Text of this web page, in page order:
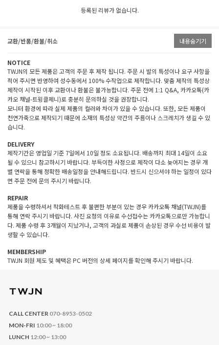
등록된 리뷰가 없습니다.
교환/반품/환불/취소 내용숨기기
NOTICE
TWJN의 모든 제품은 고객의 주문 후 제작 됩니다. 주문 시 발의 특성이나 요구 사항을
적어 주시면 반영하여 성수동에서 100% 수작업으로 제작합니다. 맞춤 제작의 특성상
제작이 시작된 이후 교환이나 환불은 불가능합니다. 주문 전에 1:1 Q&A, 카카오톡(카
카오 채널-트윙클제니)로 충분히 문의하실 것을 권장합니다.
모니터 환경에 따라 실제 제품의 컬러와 차이가 있을 수 있습니다. 또한, 모든 제품이
천연가죽으로 제작되기 때문에 소재의 특성상 약간의 주름이나 스크레치가 생길 수 있
습니다.
DELIVERY
제작기간은 영업일 기준 7일에서 10일 정도 소요됩니다. 배송까지 최대 14일이 소요
될 수 있으니 참고하시기 바랍니다. 부득이한 사정으로 제작이 다소 늦어지는 경우 개
별 연락을 통해 정확한 배송일정을 안내해드립니다. 반드시 신으셔야 하는 일정이 있다
면 주문 전에 문의 주시기 바랍니다.
REPAIR
제품을 수령하셔서 착화테스트 후 불편한 부분이 있는 경우 카카오톡 채널(TWJN)를
통해 연락 주시기 바랍니다. 사진 요청의 이유로 수선접수는 카카오톡으로만 가능합니
다. 제품 수령 후 3개월이 지났거나, 고객의 과실로 제품이 손상된 경우 수선 비용이 발
생할 수 있습니다.
MEMBERSHIP
TWJN 회원 제도 및 혜택은 PC 버전의 상세 페이지를 확인해 주시기 바랍니다.
CALL CENTER070-8953-0502
MON-FRI 10:00 ~ 18:00
LUNCH 12:00 ~ 13:00